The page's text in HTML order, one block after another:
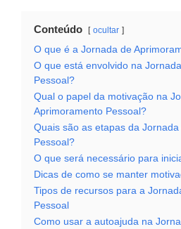
Conteúdo ocultar
O que é a Jornada de
O que está envolvido na
Pessoal?
Qual o papel da motivação na
Aprimoramento Pessoal?
Quais são as etapas da
Pessoal?
O que será necessário para
Dicas de como se manter
Tipos de recursos para a
Pessoal
Como usar a autoajuda na